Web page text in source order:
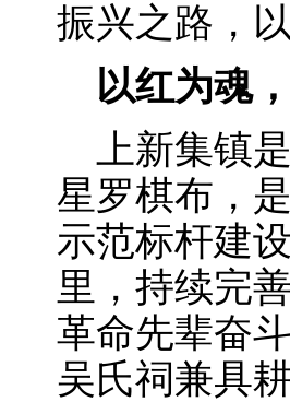
振兴之路，
以红为魂
上新集镇
星罗棋布，
示范标杆建
里，持续完
革命先辈奋
吴氏祠兼具